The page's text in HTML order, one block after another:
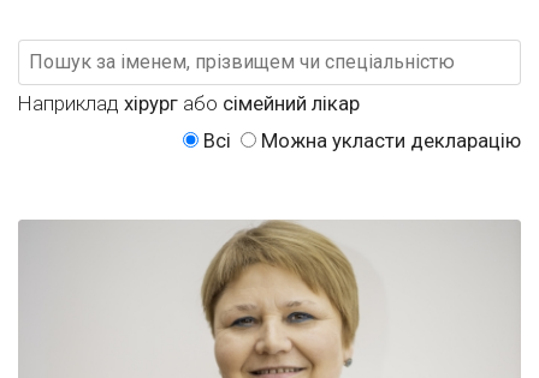
Наприклад хірург або сімейний лікар
Всі
Можна укласти декларацію